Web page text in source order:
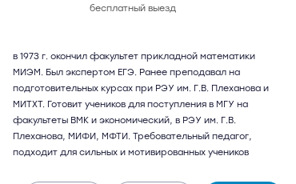
бесплатный выезд
в 1973 г. окончил факультет прикладной математики
МИЭМ. Был экспертом ЕГЭ. Ранее преподавал на
подготовительных курсах при РЭУ им. Г.В. Плеханова и
МИТХТ. Готовит учеников для поступления в МГУ на
факультеты ВМК и экономический, в РЭУ им. Г.В.
Плеханова, МИФИ, МФТИ. Требовательный педагог,
подходит для сильных и мотивированных учеников